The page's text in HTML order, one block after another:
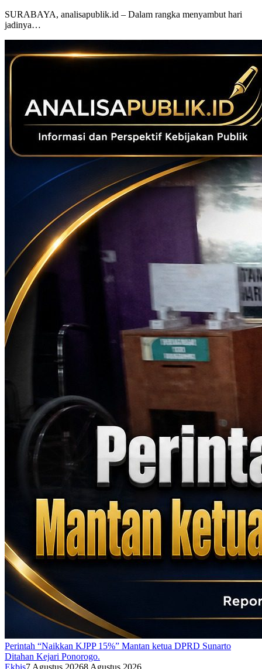
SURABAYA, analisapublik.id – Dalam rangka menyambut hari
jadinya…
Perintah “Naikkan KJPP 15%” Mantan ketua DPRD Sunarto
Ditahan Kejari Ponorogo.
Ekbis7 Agustus 20268 Agustus 2026